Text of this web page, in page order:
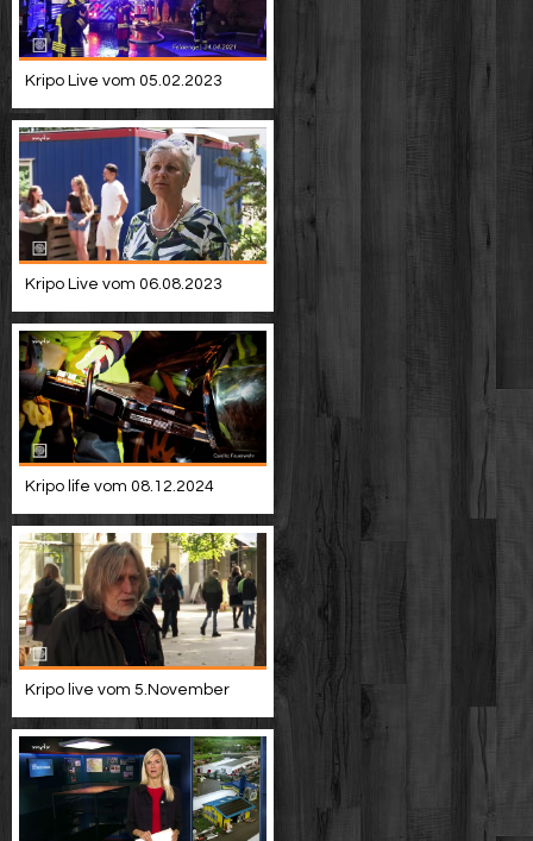
Kripo Live vom 05.02.2023
Kripo Live vom 06.08.2023
Kripo life vom 08.12.2024
Kripo live vom 5.November